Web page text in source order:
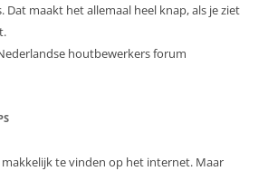
Dat maakt het allemaal heel knap, als je ziet
houtbewerkers forum
te vinden op het internet. Maar